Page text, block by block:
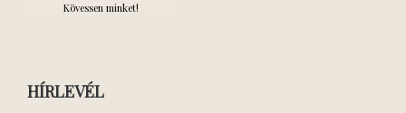
Kövessen minket!
HÍRLEVÉL